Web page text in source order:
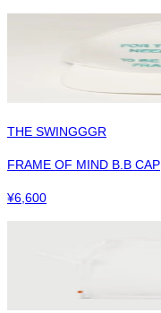
THE SWINGGGR
FRAME OF MIND B.B CAP
¥6,600